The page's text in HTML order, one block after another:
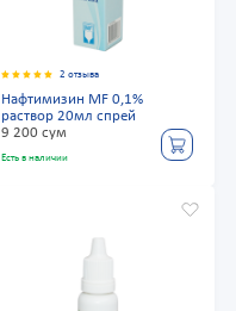
2 отзыва
Нафтимизин MF 0,1%
раствор 20мл спрей
9 200 сум
Есть в наличии